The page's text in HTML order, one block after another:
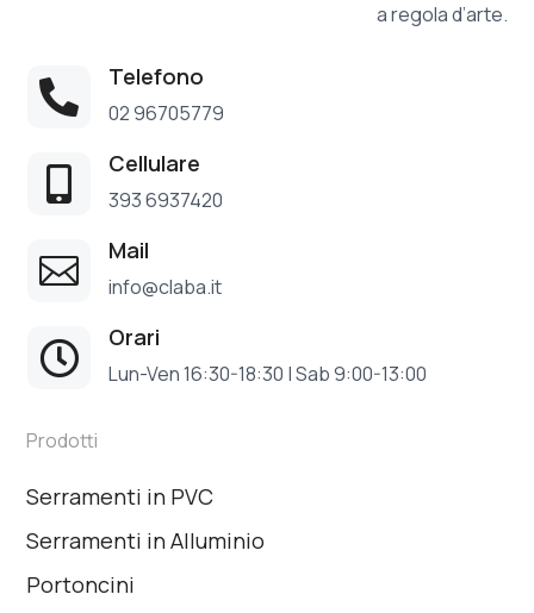
a regola d’arte.

Telefono
02 96705779

Cellulare
393 6937420

Mail
info@claba.it

Orari
Lun-Ven 16:30-18:30 | Sab 9:00-13:00
Prodotti
Serramenti in PVC
Serramenti in Alluminio
Portoncini